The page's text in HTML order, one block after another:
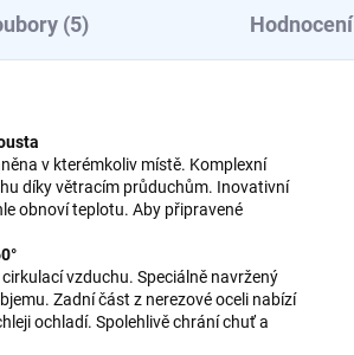
(5) Hodnocení
v kterémkoliv místě. Komplexní
díky větracím průduchům. Inovativní
obnoví teplotu. Aby připravené
vzduchu. Speciálně navržený
Zadní část z nerezové oceli nabízí
ochladí. Spolehlivě chrání chuť a